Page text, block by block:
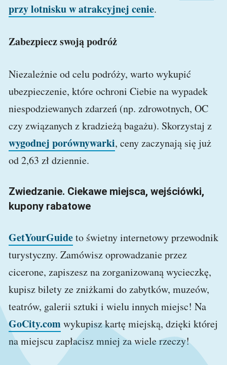
przy lotnisku w atrakcyjnej cenie.
Zabezpiecz swoją podróż
Niezależnie od celu podróży, warto wykupić
ubezpieczenie, które ochroni Ciebie na wypadek
niespodziewanych zdarzeń (np. zdrowotnych, OC
czy związanych z kradzieżą bagażu). Skorzystaj z
wygodnej porównywarki, ceny zaczynają się już
od 2,63 zł dziennie.
Zwiedzanie. Ciekawe miejsca, wejściówki,
kupony rabatowe
GetYourGuideto świetny internetowy przewodnik
turystyczny. Zamówisz oprowadzanie przez
cicerone, zapiszesz na zorganizowaną wycieczkę,
kupisz bilety ze zniżkami do zabytków, muzeów,
teatrów, galerii sztuki i wielu innych miejsc! Na
GoCity.comwykupisz kartę miejską, dzięki której
na miejscu zapłacisz mniej za wiele rzeczy!